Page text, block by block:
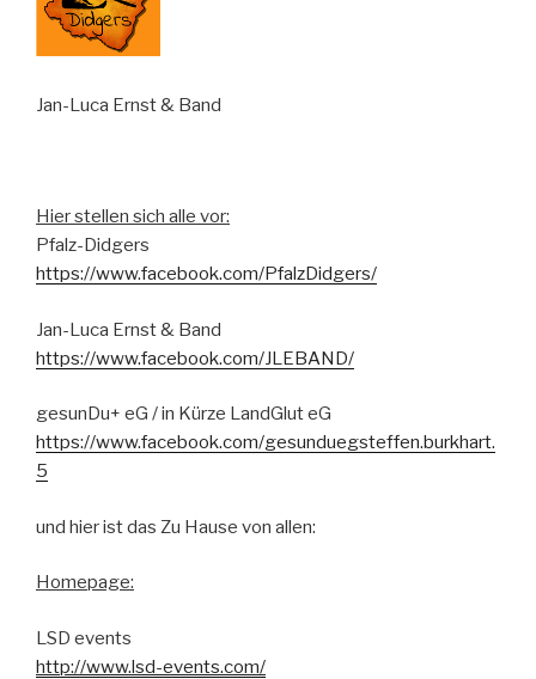
Jan-Luca Ernst & Band
Hier stellen sich alle vor:
Pfalz-Didgers
https://www.facebook.com/PfalzDidgers/
Jan-Luca Ernst & Band
https://www.facebook.com/JLEBAND/
gesunDu+ eG / in Kürze LandGlut eG
https://www.facebook.com/gesunduegsteffen.burkhart.
5
und hier ist das Zu Hause von allen:
Homepage:
LSD events
http://www.lsd-events.com/